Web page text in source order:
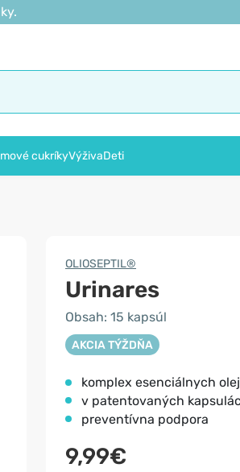
cukríkyVýživaDeti
OLIOSEPTIL®
Urinares
Obsah: 15 kapsúl
AKCIA TÝŽDŇA
komplex esenciálnych
v patentovaných
preventívna podpora
9,99€